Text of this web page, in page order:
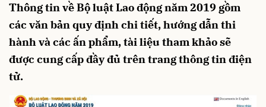
Thông tin về Bộ luật Lao động năm 2019 gồm
các văn bản quy định chi tiết, hướng dẫn thi
hành và các ấn phẩm, tài liệu tham khảo sẽ
được cung cấp đầy đủ trên trang thông tin điện
tử.
Hủy Gửi